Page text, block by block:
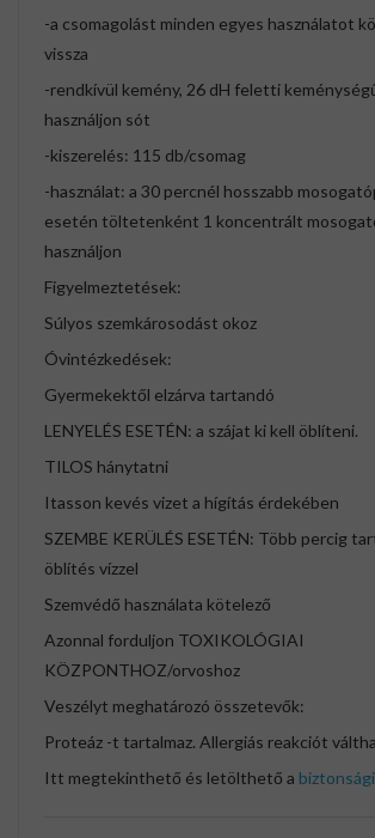
-a csomagolást minden egyes használatot
vissza
-rendkívül kemény, 26 dH feletti
használjon sót
-kiszerelés: 115 db/csomag
-használat: a 30 percnél hosszabb
esetén töltetenként 1 koncentrált
használjon
Figyelmeztetések:
Súlyos szemkárosodást okoz
Óvintézkedések:
Gyermekektől elzárva tartandó
LENYELÉS ESETÉN: a szájat ki kell öblíteni.
TILOS hánytatni
Itasson kevés vizet a hígítás érdekében
SZEMBE KERÜLÉS ESETÉN: Több percig
öblítés vízzel
Szemvédő használata kötelező
Azonnal forduljon TOXIKOLÓGIAI
KÖZPONTHOZ/orvoshoz
Veszélyt meghatározó összetevők:
Proteáz -t tartalmaz. Allergiás reakciót
Itt megtekinthető és letölthető a